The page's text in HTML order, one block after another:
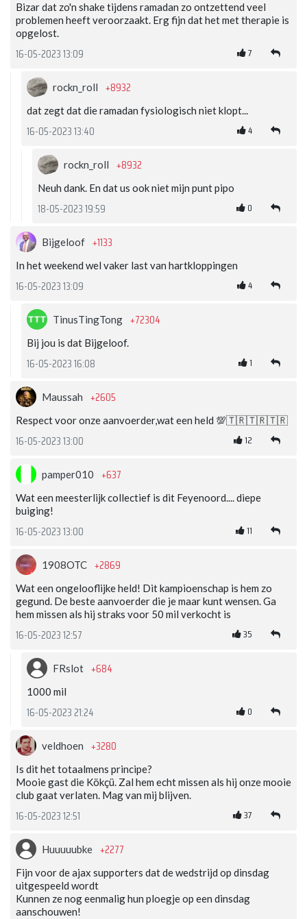
Bizar dat zo'n shake tijdens ramadan zo ontzettend veel
problemen heeft veroorzaakt. Erg fijn dat het met therapie is
opgelost.
16-05-2023 13:09 7
rockn_roll +8932
dat zegt dat die ramadan fysiologisch niet klopt...
16-05-2023 13:40 4
rockn_roll +8932
Neuh dank. En dat us ook niet mijn punt pipo
18-05-2023 19:59 0
Bijgeloof +1133
In het weekend wel vaker last van hartkloppingen
16-05-2023 13:09 4
TinusTingTong +72304
Bij jou is dat Bijgeloof.
16-05-2023 16:08 1
Maussah +2605
Respect voor onze aanvoerder,wat een held 💯🇹🇷🇹🇷🇹🇷
16-05-2023 13:00 12
pamper010 +637
Wat een meesterlijk collectief is dit Feyenoord.... diepe
buiging!
16-05-2023 13:00 11
1908OTC +2869
Wat een ongelooflijke held! Dit kampioenschap is hem zo
gegund. De beste aanvoerder die je maar kunt wensen. Ga
hem missen als hij straks voor 50 mil verkocht is
16-05-2023 12:57 35
FRslot +684
1000 mil
16-05-2023 21:24 0
veldhoen +3280
Is dit het totaalmens principe?
Mooie gast die Kökçü. Zal hem echt missen als hij onze mooie
club gaat verlaten. Mag van mij blijven.
16-05-2023 12:51 37
Huuuuubke +2277
Fijn voor de ajax supporters dat de wedstrijd op dinsdag
uitgespeeld wordt
Kunnen ze nog eenmalig hun ploegje op een dinsdag
aanschouwen!